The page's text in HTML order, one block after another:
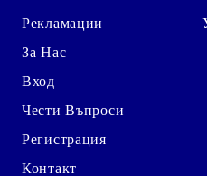
Рекламации
За Нас
Вход
Чести Въпроси
Регистрация
Контакт